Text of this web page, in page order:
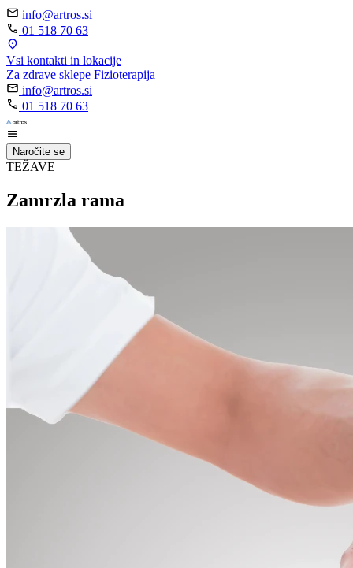
info@artros.si
01 518 70 63
Vsi kontakti in lokacije
Za zdrave sklepe Fizioterapija
info@artros.si
01 518 70 63
Naročite se
TEŽAVE
Zamrzla rama